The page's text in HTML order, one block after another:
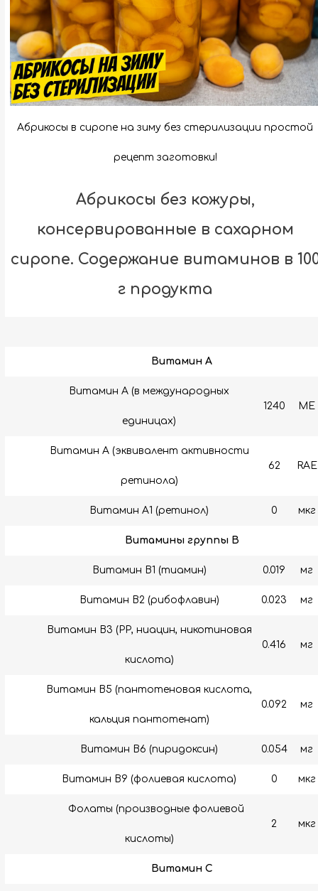
Абрикосы в сиропе на зиму без стерилизации простой
рецепт заготовки!
Абрикосы без кожуры,
консервированные в сахарном
сиропе. Содержание витаминов в
г продукта
Витамин A
Витамин А (в международных
единицах)
1240 МЕ
Витамин А (эквивалент активности
ретинола)
62 RAE
Витамин A1 (ретинол) 0 мкг
Витамины группы B
Витамин B1 (тиамин) 0.019 мг
Витамин B2 (рибофлавин) 0.023 мг
Витамин B3 (РР, ниацин, никотиновая
кислота)
0.416 мг
Витамин B5 (пантотеновая кислота,
кальция пантотенат)
0.092 мг
Витамин B6 (пиридоксин) 0.054 мг
Витамин В9 (фолиевая кислота) 0 мкг
Фолаты (производные фолиевой
кислоты)
2 мкг
Витамин C